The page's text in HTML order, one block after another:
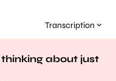
Transcription
thinking about just